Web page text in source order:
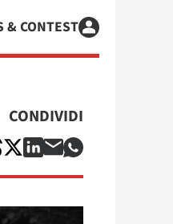
& CONTEST
CONDIVIDI